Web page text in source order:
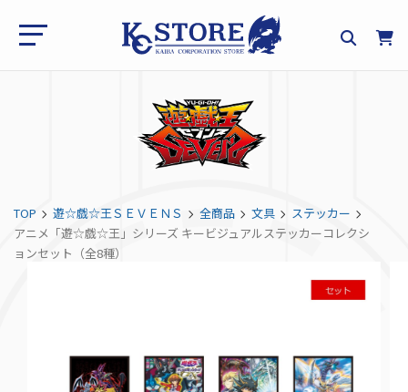
TOP 遊☆戯☆王ＳＥＶＥＮＳ 全商品 文具
ステッカー
アニメ「遊☆戯☆王」シリーズ キービジュアルステッカーコレクシ
ョンセット（全8種）